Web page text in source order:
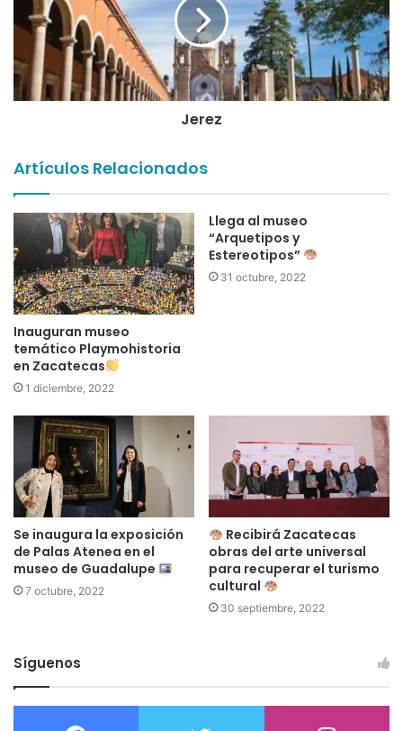
Av. de la Juventud 502
Col. Barros Sierra
C.P. 98090
Zacatecas, Zac.
492 921 3228 y 492 925 3308
museo interactivo museos zigzag
zigzag zacatecas
Jerez
Artículos Relacionados
Inauguran museo
temático Playmohistoria
en Zacatecas
1 diciembre, 2022
Llega al museo
“Arquetipos y
Estereotipos”
31 octubre, 2022
Se inaugura la exposición
de Palas Atenea en el
museo de Guadalupe
7 octubre, 2022
Recibirá Zacatecas
obras del arte universal
para recuperar el turismo
cultural
30 septiembre, 2022
Síguenos